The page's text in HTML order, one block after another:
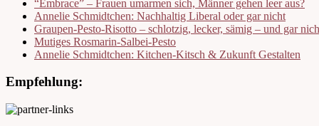
“Embrace” – Frauen umarmen sich, Männer gehen leer aus?
Annelie Schmidtchen: Nachhaltig Liberal oder gar nicht
Graupen-Pesto-Risotto – schlotzig, lecker, sämig – und gar
Mutiges Rosmarin-Salbei-Pesto
Annelie Schmidtchen: Kitchen-Kitsch & Zukunft Gestalten
Empfehlung: